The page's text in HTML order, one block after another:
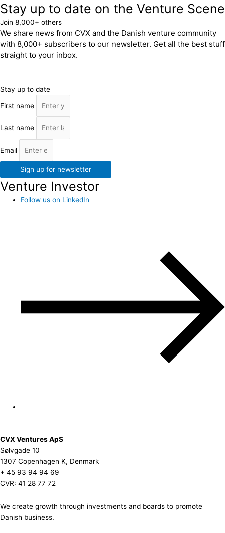
Stay up to date on the Venture Scene
Join 8,000+ others
We share news from CVX and the Danish venture community
with 8,000+ subscribers to our newsletter. Get all the best stuff
straight to your inbox.
Stay up to date
First name
Last name
Email
Sign up for newsletter
Venture Investor
Follow us on LinkedIn
CVX Ventures ApS
Sølvgade 10
1307 Copenhagen K, Denmark
+ 45 93 94 94 69
CVR: 41 28 77 72
We create growth through investments and boards to promote
Danish business.